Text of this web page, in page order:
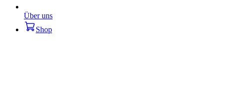
Über uns
Shop